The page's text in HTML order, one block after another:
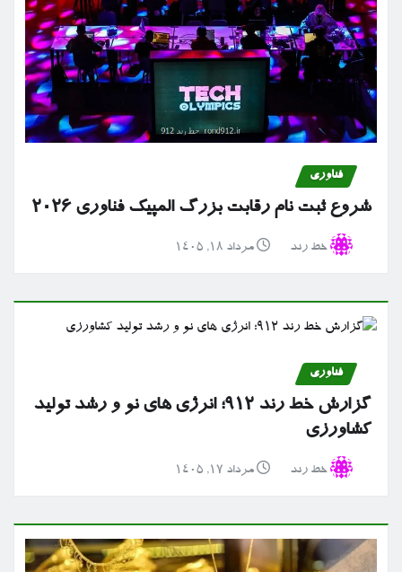
فناوری
شروع ثبت نام رقابت بزرگ المپیک فناوری ۲۰۲۶
خط رند مرداد ۱۸, ۱۴۰۵
فناوری
گزارش خط رند ۹۱۲؛ انرژی های نو و رشد تولید
کشاورزی
خط رند مرداد ۱۷, ۱۴۰۵